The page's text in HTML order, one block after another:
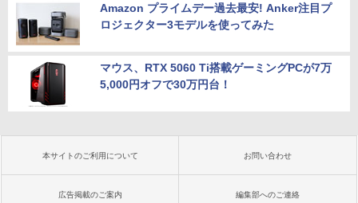
Amazon プライムデー過去最安! Anker注目プ
ロジェクター3モデルを使ってみた
マウス、RTX 5060 Ti搭載ゲーミングPCが7万
5,000円オフで30万円台！
本サイトのご利用について お問い合わせ
広告掲載のご案内 編集部へのご連絡